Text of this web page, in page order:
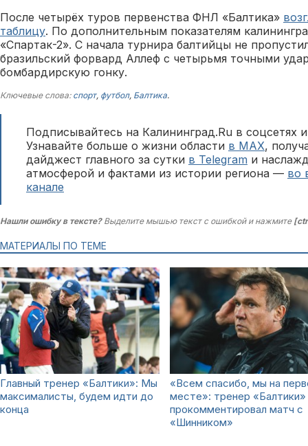
После четырёх туров первенства ФНЛ «Балтика»
таблицу. По дополнительным показателям
«Спартак-2». С начала турнира балтийцы не
бразильский форвард Аллеф с четырьмя точными
бомбардирскую гонку.
Ключевые слова: спорт, футбол, Балтика.
Подписывайтесь на Калининград.Ru в соцсетях
Узнавайте больше о жизни области в MAX,
дайджест главного за сутки в Telegram и
атмосферой и фактами из истории региона — во
канале
Нашли ошибку в тексте?Выделите мышью текст с ошибкой и нажмите
МАТЕРИАЛЫ ПО ТЕМЕ
Главный тренер «Балтики»: Мы
максималисты, будем идти до
конца
«Всем спасибо, мы на
месте»: тренер «Балтики»
прокомментировал матч с
«Шинником»